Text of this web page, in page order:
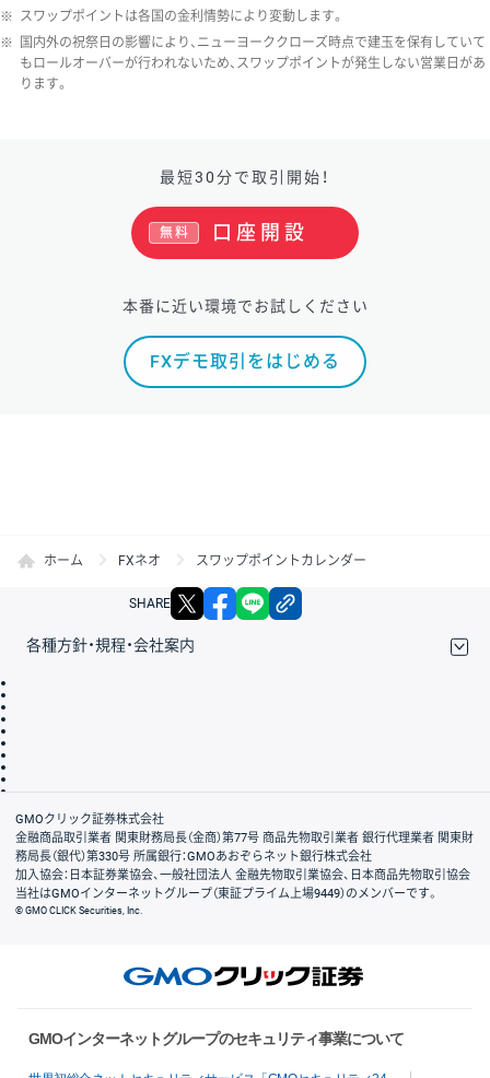
※ スワップポイントは各国の金利情勢により変動します。
※
国内外の祝祭日の影響により、ニューヨーククローズ時点で建玉を保有していて
もロールオーバーが行われないため、スワップポイントが発生しない営業日があ
ります。
最短30分で取引開始！
口座開設
無料
本番に近い環境でお試しください
FXデモ取引をはじめる
ホーム FXネオ スワップポイントカレンダー
SHARE X facebook
各種方針・規程・会社案内
会社案内
GMOクリック証券株式会社
金融商品取引業者 関東財務局長（金商）第77号 商品先物取引業者 銀行代理業者 関東財
務局長（銀代）第330号 所属銀行：GMOあおぞらネット銀行株式会社
加入協会：日本証券業協会、一般社団法人 金融先物取引業協会、日本商品先物取引協会
当社はGMOインターネットグループ（東証プライム上場9449）のメンバーです。
© GMO CLICK Securities, Inc.
GMOインターネットグループのセキュリティ事業について